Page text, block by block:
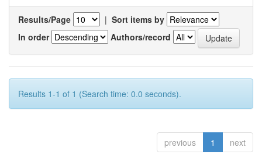
Results/Page | Sort items by
In order
Authors/record
Results 1-1 of 1 (Search time: 0.0 seconds).
previous 1 next